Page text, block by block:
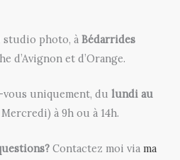
studio photo, à Bédarrides
d’Avignon et d’Orange.
uniquement, du lundi au
à 9h ou à 14h.
Contactez moi via ma